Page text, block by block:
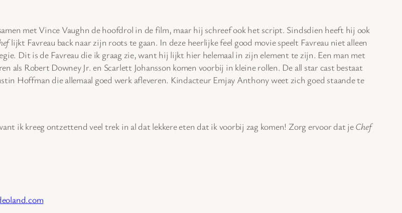
met Vince Vaughn de hoofdrol in de film, maar hij schreef ook het script. Sindsdien heeft hij ook
lijkt Favreau back naar zijn roots te gaan. In deze heerlijke feel good movie speelt Favreau niet alleen
Dit is de Favreau die ik graag zie, want hij lijkt hier helemaal in zijn element te zijn. Een man met
als Robert Downey Jr. en Scarlett Johansson komen voorbij in kleine rollen. De all star cast bestaat
Hoffman die allemaal goed werk afleveren. Kindacteur Emjay Anthony weet zich goed staande te
ik kreeg ontzettend veel trek in al dat lekkere eten dat ik voorbij zag komen! Zorg ervoor dat jeChef